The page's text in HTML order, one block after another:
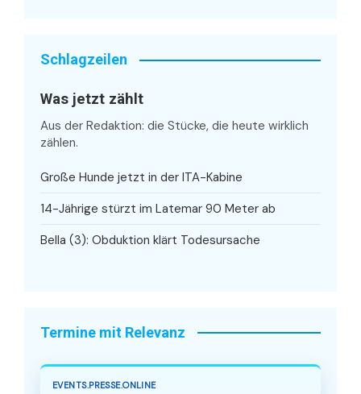
Schlagzeilen
Was jetzt zählt
Aus der Redaktion: die Stücke, die heute wirklich
zählen.
Große Hunde jetzt in der ITA-Kabine
14-Jährige stürzt im Latemar 90 Meter ab
Bella (3): Obduktion klärt Todesursache
Termine mit Relevanz
EVENTS.PRESSE.ONLINE